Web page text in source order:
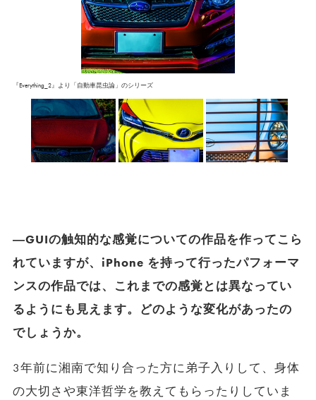
『Everything_2』より「自動車昆虫論」のシリーズ
―GUIの触知的な感覚についての作品を作ってこら
れていますが、iPhone を持って行ったパフォーマ
ンスの作品では、これまでの感覚とは異なってい
るようにも見えます。どのような変化があったの
でしょうか。
3年前に湘南で知り合った方に弟子入りして、身体
の大切さや東洋哲学を教えてもらったりしていま